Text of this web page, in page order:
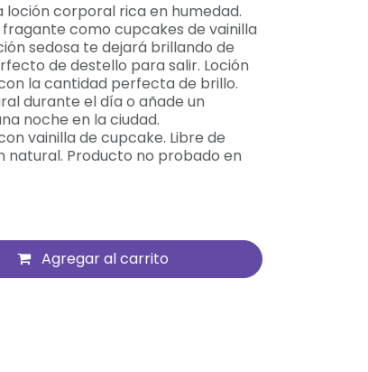
loción corporal rica en humedad.
como cupcakes de vainilla
sedosa te dejará brillando de
de destello para salir. Loción
la cantidad perfecta de brillo.
durante el día o añade un
noche en la ciudad.
vainilla de cupcake. Libre de
natural. Producto no probado en
Agregar al carrito